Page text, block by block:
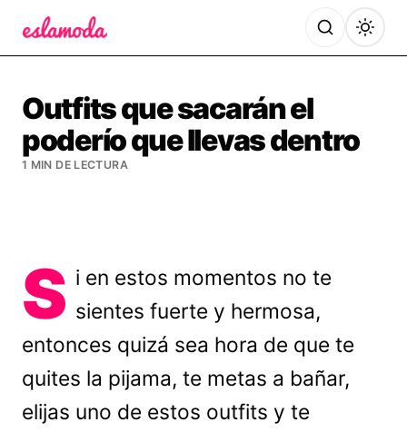
Outfits que sacarán el
poderío que llevas dentro
1 MIN DE LECTURA
S i en estos momentos no te
sientes fuerte y hermosa,
entonces quizá sea hora de que te
quites la pijama, te metas a bañar,
elijas uno de estos outfits y te